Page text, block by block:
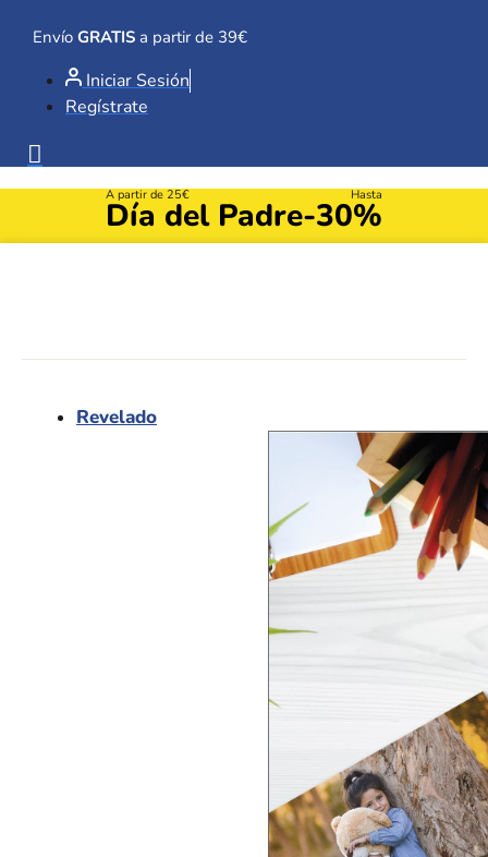
contenido
Envío GRATIS a partir de 39€
Iniciar Sesión
Regístrate
A partir de 25€
Día del Padre
Hasta
-30%
Revelado